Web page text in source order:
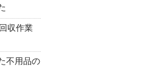
収作業
不用品の